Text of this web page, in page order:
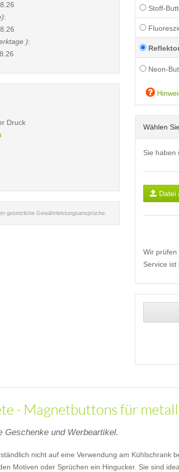
Stoff-
Neon-
Wählen
Sie haben
Datei
Wir prüfen
Service ist
:
):
Druck
gesetzliche Gewährleistungsansprüche.
- Magnetbuttons für
Geschenke und Werbeartikel.
nicht auf eine Verwendung am
Motiven oder Sprüchen ein Hingucker. Sie sind